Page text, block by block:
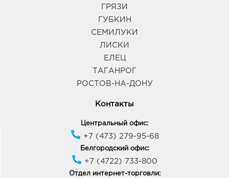
ГРЯЗИ
ГУБКИН
СЕМИЛУКИ
ЛИСКИ
ЕЛЕЦ
ТАГАНРОГ
РОСТОВ-НА-ДОНУ
Контакты
Центральный офис:
+7 (473) 279-95-68
Белгородский офис:
+7 (4722) 733-800
Отдел интернет-торговли: